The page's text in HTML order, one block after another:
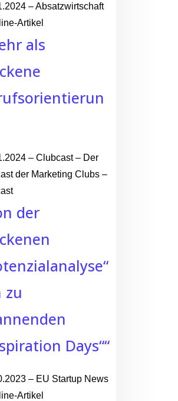
– Absatzwirtschaft
Artikel
als
– Clubcast – Der
der Marketing Clubs –
der
zu
Days““
– EU Startup News
Artikel